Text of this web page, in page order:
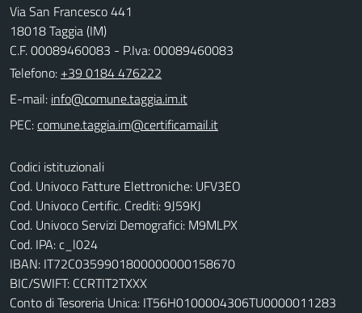
Via San Francesco 441
18018 Taggia (IM)
C.F. 00089460083 - P.Iva: 00089460083
Telefono: +39 0184 476222
E-mail:
PEC:
Codici istituzionali
Cod. Univoco Fatture Elettroniche: UFV3EO
Cod. Univoco Certific. Crediti: 9J59KJ
Cod. Univoco Servizi Demografici: M9MLPX
Cod. IPA: c_l024
IBAN: IT72C0359901800000000158670
BIC/SWIFT: CCRTIT2TXXX
Conto di Tesoreria Unica: IT56H0100004306TU0000011283